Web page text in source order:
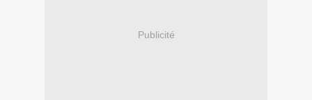
Publicité